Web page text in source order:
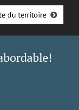
du territoire